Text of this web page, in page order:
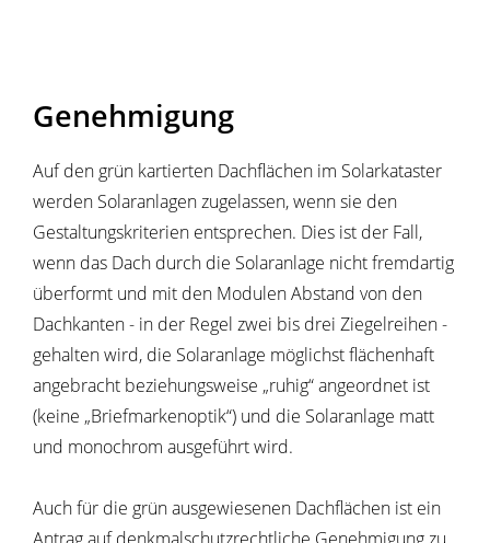
Genehmigung
Auf den grün kartierten Dachflächen im Solarkataster
werden Solaranlagen zugelassen, wenn sie den
Gestaltungskriterien entsprechen. Dies ist der Fall,
wenn das Dach durch die Solaranlage nicht fremdartig
überformt und mit den Modulen Abstand von den
Dachkanten - in der Regel zwei bis drei Ziegelreihen -
gehalten wird, die Solaranlage möglichst flächenhaft
angebracht beziehungsweise „ruhig“ angeordnet ist
(keine „Briefmarkenoptik“) und die Solaranlage matt
und monochrom ausgeführt wird.
Auch für die grün ausgewiesenen Dachflächen ist ein